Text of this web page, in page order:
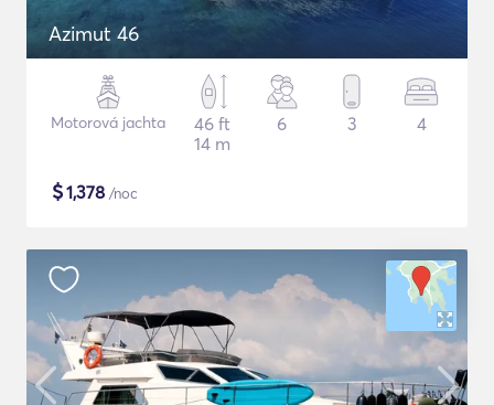
Azimut 46
Motorová jachta
46 ft
14 m
6 3 4
$1,378 /noc